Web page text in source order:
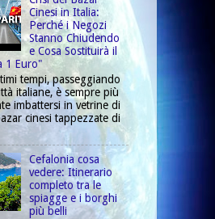
Cinesi in Italia:
Perché i Negozi
Stanno Chiudendo
e Cosa Sostituirà il
1 Euro"
tempi, passeggiando
italiane, è sempre più
imbattersi in vetrine di
cinesi tappezzate di
Cefalonia cosa
vedere: Itinerario
completo tra le
spiagge e i borghi
più belli